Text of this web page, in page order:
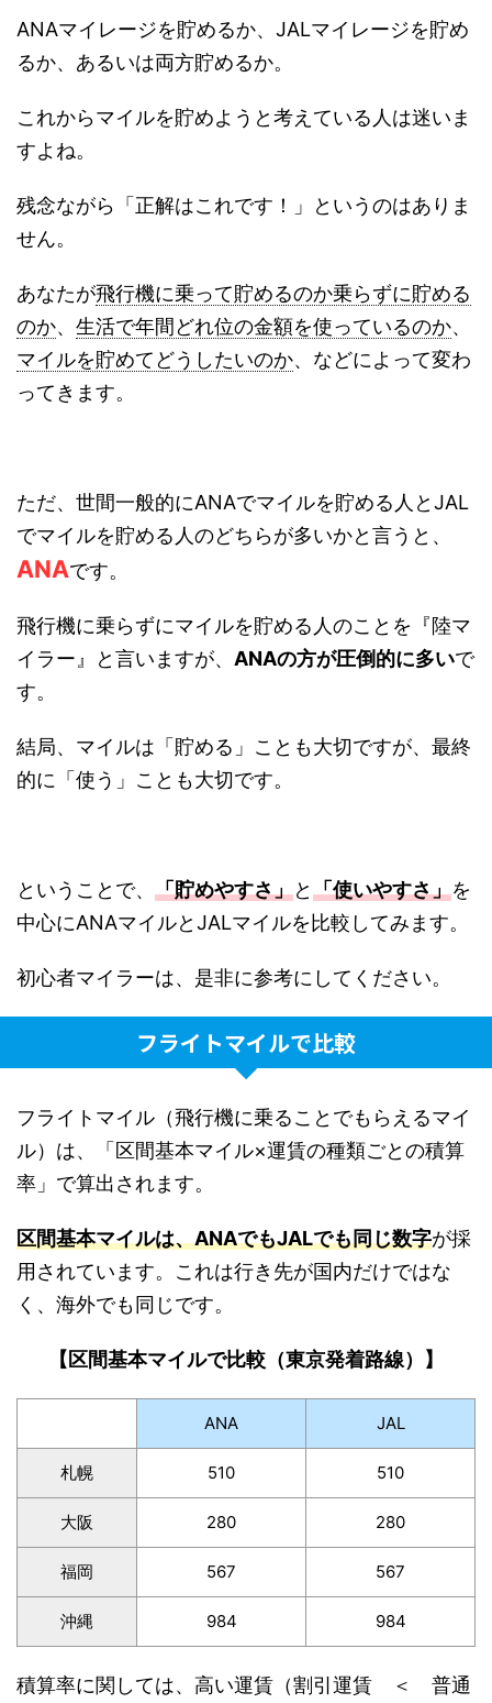
ANAマイレージを貯めるか、JALマイレージを貯め
るか、あるいは両方貯めるか。
これからマイルを貯めようと考えている人は迷いま
すよね。
残念ながら「正解はこれです！」というのはありま
せん。
あなたが飛行機に乗って貯めるのか乗らずに貯める
のか、 生活で年間どれ位の金額を使っているのか、
マイルを貯めてどうしたいのか、などによって変わ
ってきます。
ただ、世間一般的にANAでマイルを貯める人とJAL
でマイルを貯める人のどちらが多いかと言うと、
ANAです。
飛行機に乗らずにマイルを貯める人のことを『陸マ
イラー』と言いますが、 ANAの方が圧倒的に多いで
す。
結局、マイルは「貯める」ことも大切ですが、最終
的に「使う」ことも大切です。
ということで、 「貯めやすさ」と「使いやすさ」を
中心にANAマイルとJALマイルを比較してみます。
初心者マイラーは、是非に参考にしてください。
フライトマイルで比較
フライトマイル（飛行機に乗ることでもらえるマイ
ル）は、「区間基本マイル×運賃の種類ごとの積算
率」で算出されます。
区間基本マイルは、ANAでもJALでも同じ数字が採
用されています。これは行き先が国内だけではな
く、海外でも同じです。
【区間基本マイルで比較（東京発着路線）】
ANA JAL
札幌 510 510
大阪 280 280
福岡 567 567
沖縄 984 984
積算率に関しては、高い運賃（割引運賃 ＜ 普通